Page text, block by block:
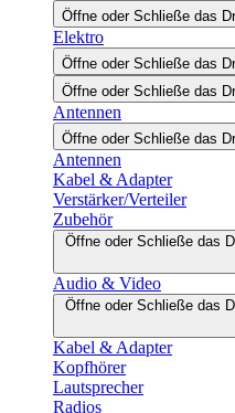
Öffne oder Schließe das
Elektro
Öffne oder Schließe das
Öffne oder Schließe das
Antennen
Öffne oder Schließe das
Antennen
Kabel & Adapter
Verstärker/Verteiler
Zubehör
Öffne oder Schließe das
Audio & Video
Öffne oder Schließe das
Kabel & Adapter
Kopfhörer
Lautsprecher
Radios